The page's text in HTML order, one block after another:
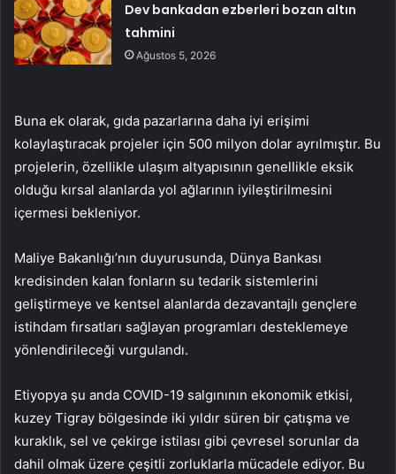
Dev bankadan ezberleri bozan altın
tahmini
Ağustos 5, 2026
Buna ek olarak, gıda pazarlarına daha iyi erişimi
kolaylaştıracak projeler için 500 milyon dolar ayrılmıştır. Bu
projelerin, özellikle ulaşım altyapısının genellikle eksik
olduğu kırsal alanlarda yol ağlarının iyileştirilmesini
içermesi bekleniyor.
Maliye Bakanlığı’nın duyurusunda, Dünya Bankası
kredisinden kalan fonların su tedarik sistemlerini
geliştirmeye ve kentsel alanlarda dezavantajlı gençlere
istihdam fırsatları sağlayan programları desteklemeye
yönlendirileceği vurgulandı.
Etiyopya şu anda COVID-19 salgınının ekonomik etkisi,
kuzey Tigray bölgesinde iki yıldır süren bir çatışma ve
kuraklık, sel ve çekirge istilası gibi çevresel sorunlar da
dahil olmak üzere çeşitli zorluklarla mücadele ediyor. Bu